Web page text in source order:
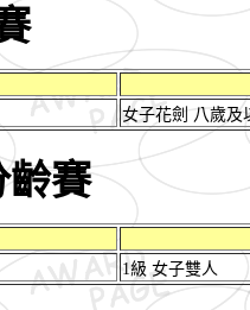
女子花劍 八歲及
齡賽
1級 女子雙人